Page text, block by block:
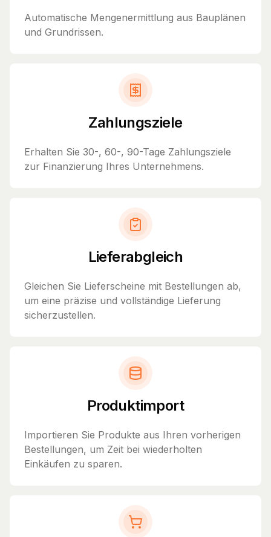
Automatische Mengenermittlung aus Bauplänen
und Grundrissen.
Zahlungsziele
Erhalten Sie 30-, 60-, 90-Tage Zahlungsziele
zur Finanzierung Ihres Unternehmens.
Lieferabgleich
Gleichen Sie Lieferscheine mit Bestellungen ab,
um eine präzise und vollständige Lieferung
sicherzustellen.
Produktimport
Importieren Sie Produkte aus Ihren vorherigen
Bestellungen, um Zeit bei wiederholten
Einkäufen zu sparen.